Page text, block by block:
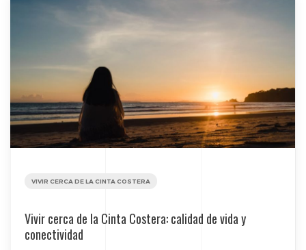
VIVIR CERCA DE LA CINTA COSTERA
Vivir cerca de la Cinta Costera: calidad de vida y
conectividad